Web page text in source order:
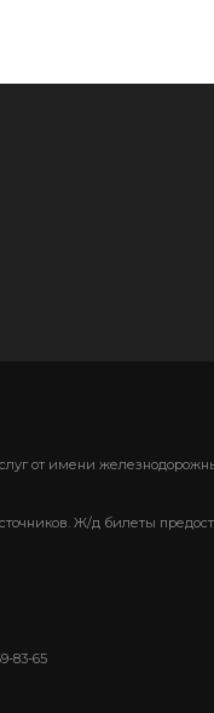
от имени
Ж/д билеты
83-65